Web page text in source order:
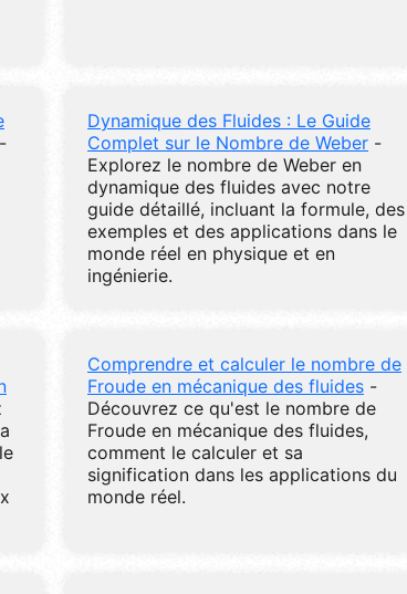
-
Dynamique des Fluides : Le Guide
Complet sur le Nombre de Weber -
Explorez le nombre de Weber en
dynamique des fluides avec notre
guide détaillé, incluant la formule, des
exemples et des applications dans le
monde réel en physique et en
ingénierie.
Comprendre et calculer le nombre de
Froude en mécanique des fluides -
Découvrez ce qu'est le nombre de
Froude en mécanique des fluides,
comment le calculer et sa
signification dans les applications du
monde réel.